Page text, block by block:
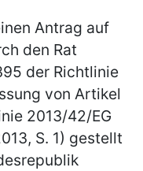
Antrag auf
den Rat
der Richtlinie
von Artikel
2013/42/EG
S. 1) gestellt